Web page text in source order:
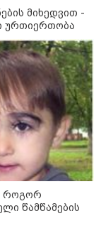
მიხედვით -
ურთიერთობა
როგორ
წამწამების